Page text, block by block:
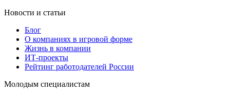
Новости и статьи
Блог
О компаниях в игровой форме
Жизнь в компании
ИТ-проекты
Рейтинг работодателей России
Молодым специалистам